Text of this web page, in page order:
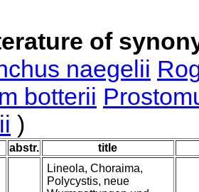
of
naegelii
botterii
)
abstr.
title
Lineola, Choraima,
Polycystis, neue